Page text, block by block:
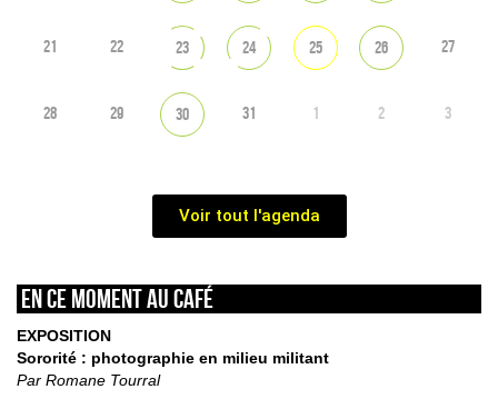
21 22 23 24 25 26 27
28 29 30 31 1 2 3
Voir tout l'agenda
En ce moment au café
EXPOSITION
Sororité : photographie en milieu militant
Par Romane Tourral